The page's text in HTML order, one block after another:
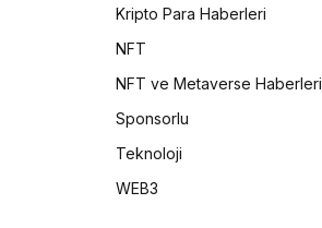
Kripto Para Haberleri
NFT
NFT ve Metaverse Haberleri
Sponsorlu
Teknoloji
WEB3